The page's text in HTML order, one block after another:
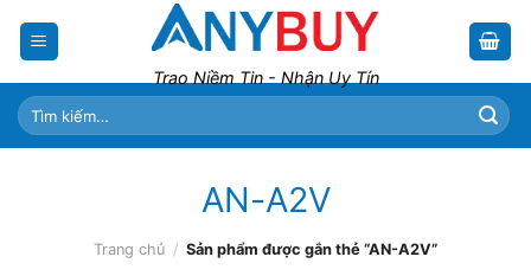
Trao Niềm Tin - Nhận Uy Tín
Tìm
kiếm:
AN-A2V
Trang chủ / Sản phẩm được gắn thẻ “AN-A2V”